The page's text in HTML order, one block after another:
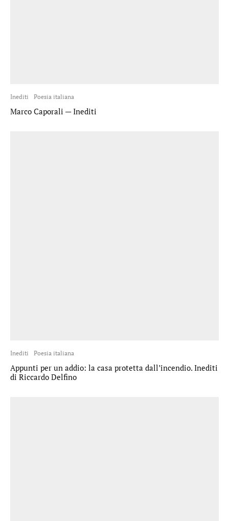
Inediti Poesia italiana
Marco Caporali — Inediti
Inediti Poesia italiana
Appunti per un addio: la casa protetta dall’incendio. Inediti
di Riccardo Delfino